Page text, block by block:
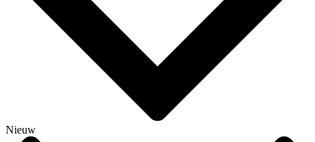
Nieuw